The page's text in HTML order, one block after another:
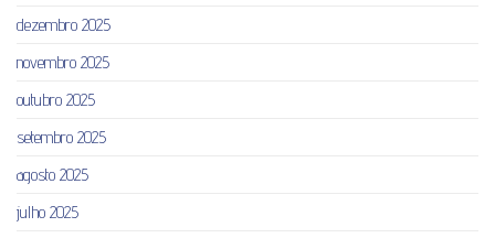
dezembro 2025
novembro 2025
outubro 2025
setembro 2025
agosto 2025
julho 2025